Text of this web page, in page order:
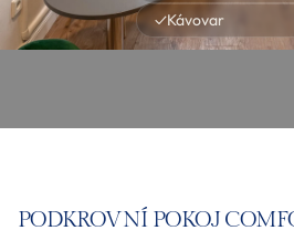
✓Kávovar
PODKROVNÍ POKOJ